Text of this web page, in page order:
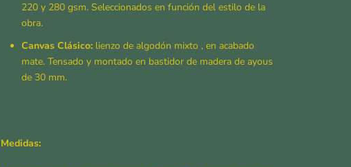
220 y 280 gsm. Seleccionados en función del estilo de la
obra.
Canvas Clásico: lienzo de algodón mixto , en acabado
mate. Tensado y montado en bastidor de madera de ayous
de 30 mm.
Medidas: